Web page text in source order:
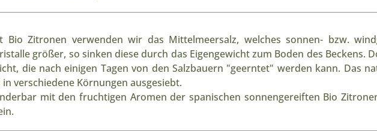
Bio Zitronen verwenden wir das Mittelmeersalz, welches sonnen- bzw.
größer, so sinken diese durch das Eigengewicht zum Boden des Beckens.
die nach einigen Tagen von den Salzbauern "geerntet" werden kann. Das
verschiedene Körnungen ausgesiebt.
mit den fruchtigen Aromen der spanischen sonnengereiften Bio